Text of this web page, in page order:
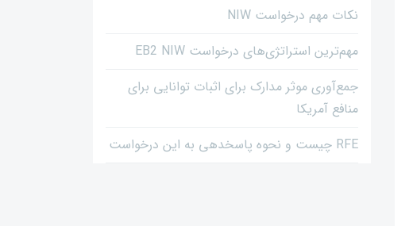
نکات مهم درخواست NIW
مهم‌ترین استراتژی‌های درخواست EB2 NIW
جمع‌آوری موثر مدارک برای اثبات توانایی برای
منافع آمریکا
RFE چیست و نحوه پاسخدهی به این درخواست